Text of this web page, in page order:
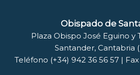
Obispado de
Plaza Obispo José Eguino y
Santander, Cantabria
Teléfono (+34) 942 36 56 57 |